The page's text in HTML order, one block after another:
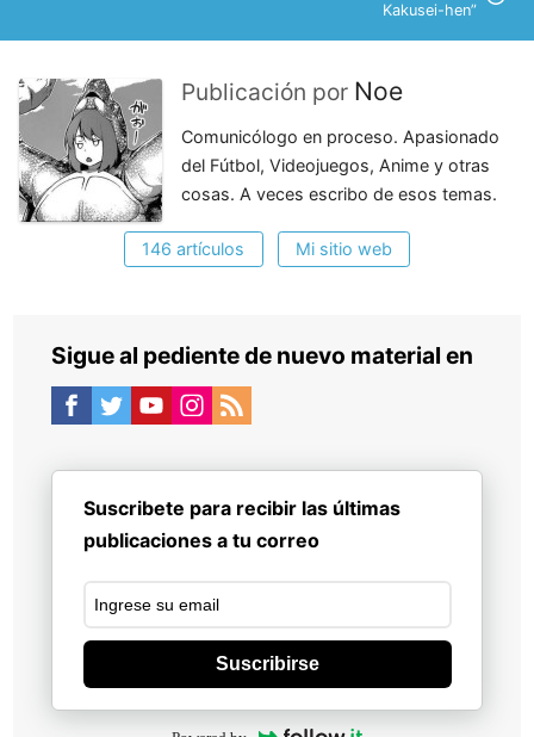
Kakusei-hen”
Publicación por Noe
Comunicólogo en proceso. Apasionado
del Fútbol, Videojuegos, Anime y otras
cosas. A veces escribo de esos temas.
146 artículos Mi sitio web
Sigue al pediente de nuevo material en
Suscribete para recibir las últimas
publicaciones a tu correo
Suscribirse